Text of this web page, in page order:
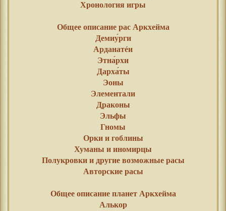
Хронология игры
Общее описание рас Аркхейма
Демиу́рги
Арданатéи
Этна́рхи
Дарха́ты
Эоны
Элементали
Драконы
Эльфы
Гномы
Орки и гоблины
Хуманы и иномирцы
Полукровки и другие возможные расы
Авторские расы
Общее описание планет Аркхейма
Алькор